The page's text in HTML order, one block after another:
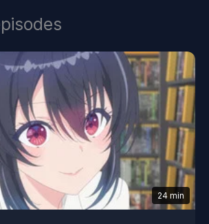
24 min